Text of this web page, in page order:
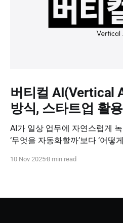
버티컬 AI(Vertical
방식, 스타트업 활
AI가 일상 업무에 자연스럽게
‘무엇을 자동화할까’보다 ‘어떻
바로 버티컬 AI(Vertical AI), 즉
활용할 수 있는지 살펴보겠습
10 Nov 20258 min read